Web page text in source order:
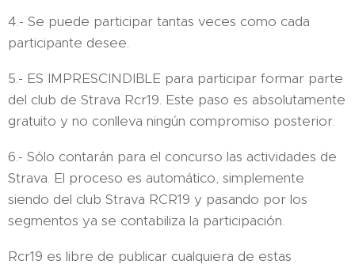
4.- Se puede participar tantas veces como cada
participante desee.
5.- ES IMPRESCINDIBLE para participar formar parte
del club de Strava Rcr19. Este paso es absolutamente
gratuito y no conlleva ningún compromiso posterior.
6.- Sólo contarán para el concurso las actividades de
Strava. El proceso es automático, simplemente
siendo del club Strava RCR19 y pasando por los
segmentos ya se contabiliza la participación.
Rcr19 es libre de publicar cualquiera de estas